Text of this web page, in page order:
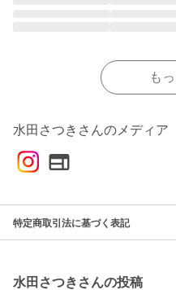
も
水田さつきさんのメディア
特定商取引法に基づく表記
水田さつきさんの投稿